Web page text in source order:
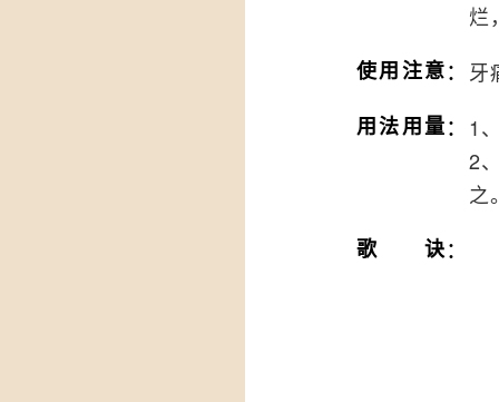
烂
使用注意：
牙
用法用量： 1
2
之
歌诀：